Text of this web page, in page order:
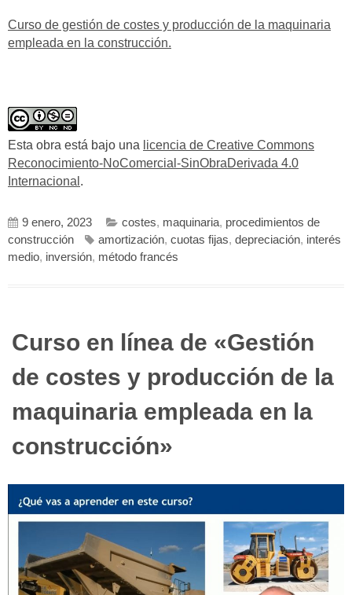
Curso de gestión de costes y producción de la maquinaria
empleada en la construcción.
Esta obra está bajo una licencia de Creative Commons
Reconocimiento-NoComercial-SinObraDerivada 4.0
Internacional .
9 enero, 2023 costes, maquinaria, procedimientos de
construcción
amortización, cuotas fijas, depreciación, interés
medio, inversión, método francés
Curso en línea de «Gestión
de costes y producción de la
maquinaria empleada en la
construcción»